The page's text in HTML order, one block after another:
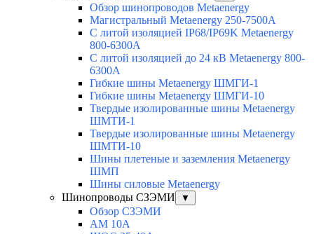
Обзор шинопроводов Metaenergy
Магистральный Metaenergy 250-7500A
С литой изоляцией IP68/IP69K Metaenergy
800-6300A
С литой изоляцией до 24 кВ Metaenergy 800-
6300A
Гибкие шины Metaenergy ШМГИ-1
Гибкие шины Metaenergy ШМГИ-10
Твердые изолированные шины Metaenergy
ШМТИ-1
Твердые изолированные шины Metaenergy
ШМТИ-10
Шины плетеные и заземления Metaenergy
ШМП
Шины силовые Metaenergy
Шинопроводы СЗЭМИ
▼
Обзор СЗЭМИ
АМ 10А